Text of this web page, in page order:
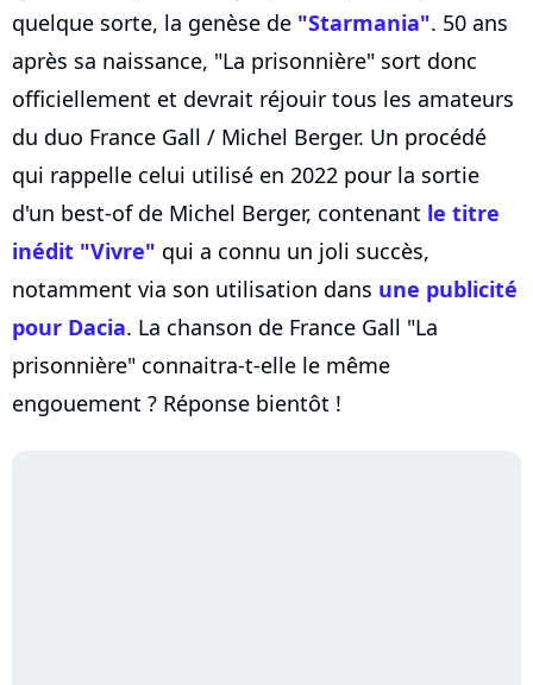
quelque sorte, la genèse de "Starmania". 50 ans
après sa naissance, "La prisonnière" sort donc
officiellement et devrait réjouir tous les amateurs
du duo France Gall / Michel Berger. Un procédé
qui rappelle celui utilisé en 2022 pour la sortie
d'un best-of de Michel Berger, contenant le titre
inédit "Vivre" qui a connu un joli succès,
notamment via son utilisation dans une publicité
pour Dacia. La chanson de France Gall "La
prisonnière" connaitra-t-elle le même
engouement ? Réponse bientôt !